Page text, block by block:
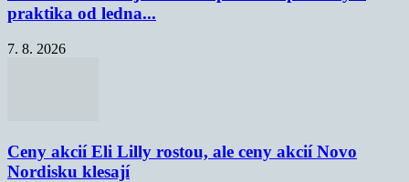
praktika od ledna...
7. 8. 2026
Ceny akcií Eli Lilly rostou, ale ceny akcií Novo
Nordisku klesají